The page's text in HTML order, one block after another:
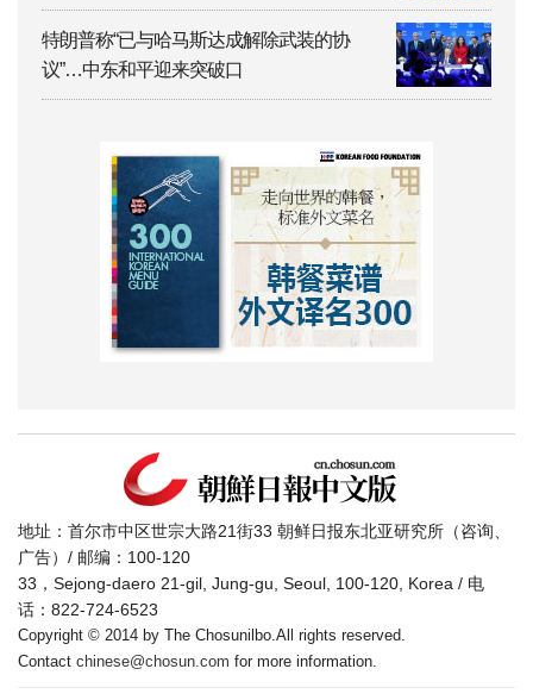
特朗普称“已与哈马斯达成解除武装的协
议”…中东和平迎来突破口
地址：首尔市中区世宗大路21街33 朝鲜日报东北亚研究所（咨询、
广告）/ 邮编：100-120
33，Sejong-daero 21-gil, Jung-gu, Seoul, 100-120, Korea / 电
话：822-724-6523
Copyright © 2014 by The Chosunilbo.All rights reserved.
Contact chinese@chosun.com for more information.